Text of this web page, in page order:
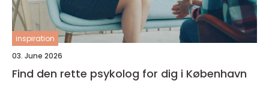
inspiration
03. June 2026
Find den rette psykolog for dig i København